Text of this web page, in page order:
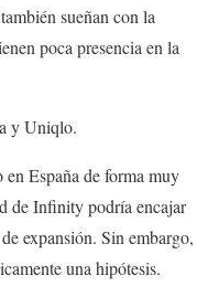
sueñan con la
poca presencia en la
y Uniqlo.
España de forma muy
de Infinity podría encajar
expansión. Sin embargo,
una hipótesis.